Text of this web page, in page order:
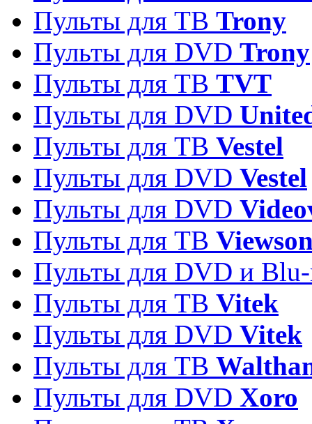
Пульты для ТВ Trony
Пульты для DVD Trony
Пульты для ТВ TVT
Пульты для DVD
Пульты для ТВ Vestel
Пульты для DVD Vestel
Пульты для DVD
Пульты для ТВ
Пульты для DVD и
Пульты для ТВ Vitek
Пульты для DVD Vitek
Пульты для ТВ
Пульты для DVD Xoro